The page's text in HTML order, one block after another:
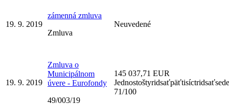
19. 9. 2019
zámenná zmluva
Zmluva
Neuvedené
19. 9. 2019
Zmluva o
Municipálnom
úvere - Eurofondy
49/003/19
145 037,71 EUR
71/100